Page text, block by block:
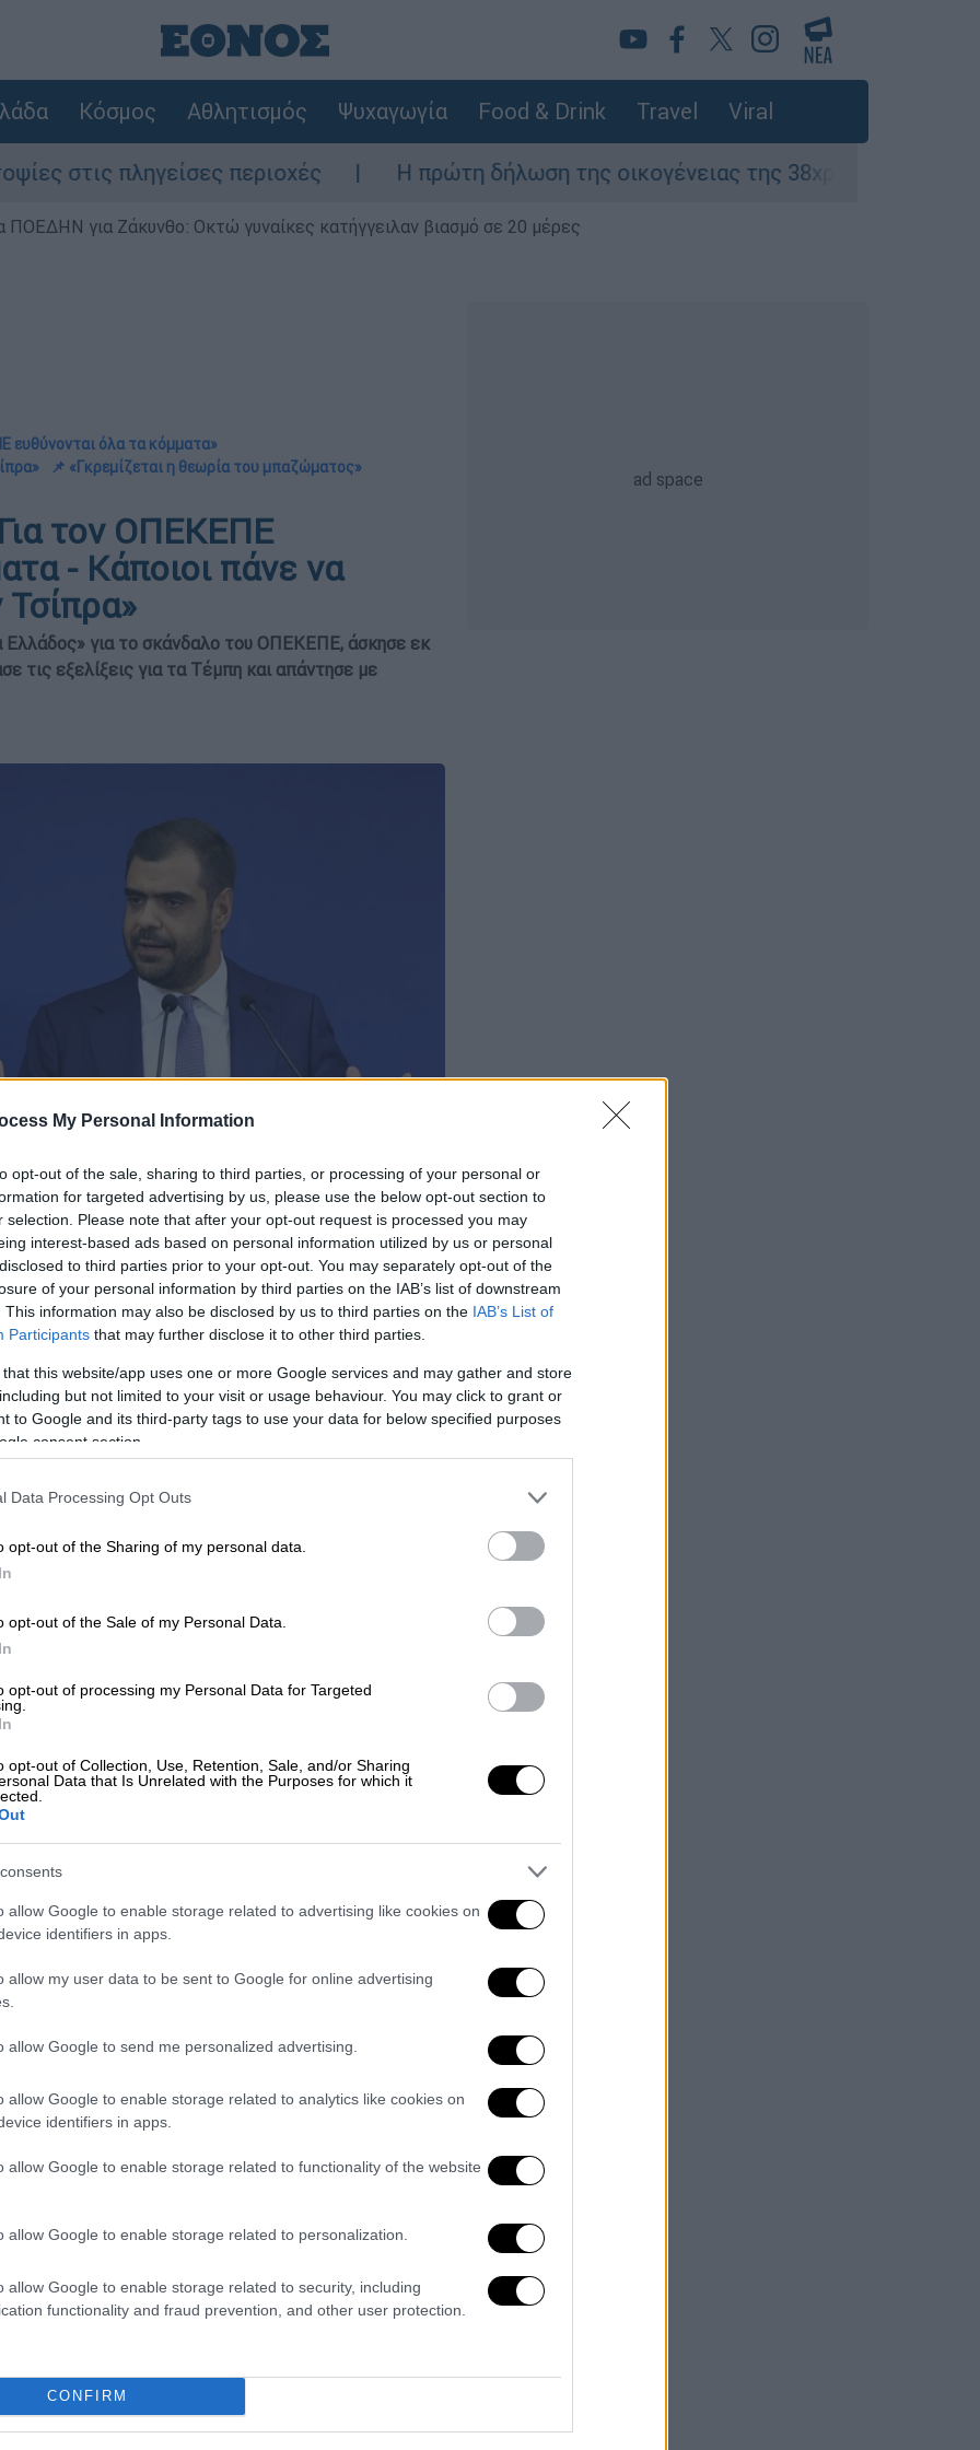
My Personal Information
opt-out of the sale, sharing to third parties, or processing of your personal or
for targeted advertising by us, please use the below opt-out section to
selection. Please note that after your opt-out request is processed you may
interest-based ads based on personal information utilized by us or personal
to third parties prior to your opt-out. You may separately opt-out of the
of your personal information by third parties on the IAB’s list of downstream
This information may also be disclosed by us to third parties on the IAB’s List of
Participants that may further disclose it to other third parties.
that this website/app uses one or more Google services and may gather and store
but not limited to your visit or usage behaviour. You may click to grant or
to Google and its third-party tags to use your data for below specified purposes
consent section.
Data Processing Opt Outs
opt-out of the Sharing of my personal data.
opt-out of the Sale of my Personal Data.
opt-out of processing my Personal Data for Targeted
opt-out of Collection, Use, Retention, Sale, and/or Sharing
Data that Is Unrelated with the Purposes for which it
allow Google to enable storage related to advertising like cookies on
identifiers in apps.
allow my user data to be sent to Google for online advertising
allow Google to send me personalized advertising.
allow Google to enable storage related to analytics like cookies on
identifiers in apps.
allow Google to enable storage related to functionality of the website
allow Google to enable storage related to personalization.
allow Google to enable storage related to security, including
functionality and fraud prevention, and other user protection.
CONFIRM
Κόσμος Αθλητισμός Ψυχαγωγία Food & Drink Travel Viral
πληγείσες περιοχές Η πρώτη δήλωση της οικογένειας της 38χρονης Βρετανίδας που
ΠΟΕΔΗΝ για Ζάκυνθο: Οκτώ γυναίκες κατήγγειλαν βιασμό σε 20 μέρες
ευθύνονται όλα τα κόμματα»
📌 «Γκρεμίζεται η θεωρία του μπαζώματος»
τον ΟΠΕΚΕΠΕ
- Κάποιοι πάνε να
Τσίπρα»
για το σκάνδαλο του ΟΠΕΚΕΠΕ, άσκησε εκ
τις εξελίξεις για τα Τέμπη και απάντησε με
το ΕΘΝΟΣ στη Google
έδωσε οκυβερνητικός εκπρόσωπος
«Ώρα Ελλάδος» του OPEN. Ο κ.
του ΟΠΕΚΕΠΕ, άσκησε σφοδρή
εξελίξεις για την τραγωδία στα
προκλήσεις της Άγκυρας.
ευθύνονται όλα τα κόμματα»
πριν την ευρωπαϊκή εισαγγελία
Μητσοτάκης έκανε την αυτοκριτική που
ήταν αρκετά. Πρόκειται για μια μεγάλη
κόμματα. Τα δύο σημαντικά ζητήματα
είναι πολύ προχωρημένες- και να
εκεί σοβαρά ποινικά στοιχεία, εδώ
σταθερότητας επιχειρεί
για τη μεσαία τάξη
Η ατζέντα
τον Αλέξη Τσίπρα»
στον πρώην πρωθυπουργό, ο κ.
σε κάποιους να ξαναγράψουν την
κριτική. Κάποιοι προσπαθούν να
που κυβέρνησε με καθαρά χέρια.
μας φόρτωσε με χρέος, μας φόρτωσε
πολιτικά τον κ. Τσίπρα.»